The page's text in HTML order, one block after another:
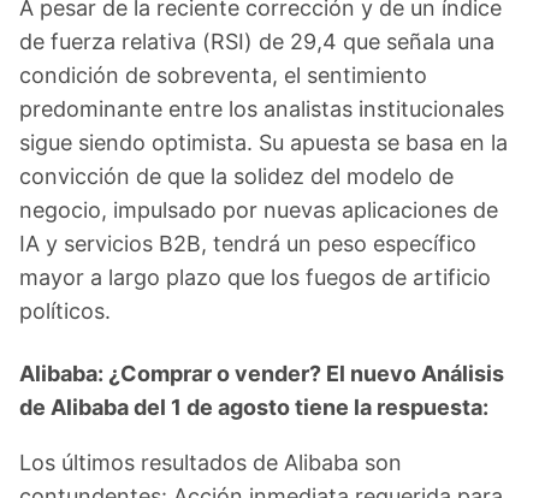
A pesar de la reciente corrección y de un índice
de fuerza relativa (RSI) de 29,4 que señala una
condición de sobreventa, el sentimiento
predominante entre los analistas institucionales
sigue siendo optimista. Su apuesta se basa en la
convicción de que la solidez del modelo de
negocio, impulsado por nuevas aplicaciones de
IA y servicios B2B, tendrá un peso específico
mayor a largo plazo que los fuegos de artificio
políticos.
Alibaba: ¿Comprar o vender? El nuevo Análisis
de Alibaba del 1 de agosto tiene la respuesta:
Los últimos resultados de Alibaba son